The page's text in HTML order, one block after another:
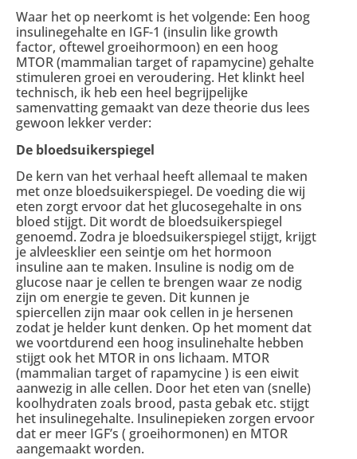
Waar het op neerkomt is het volgende: Een hoog
insulinegehalte en IGF-1 (insulin like growth
factor, oftewel groeihormoon) en een hoog
MTOR (mammalian target of rapamycine) gehalte
stimuleren groei en veroudering. Het klinkt heel
technisch, ik heb een heel begrijpelijke
samenvatting gemaakt van deze theorie dus lees
gewoon lekker verder:
De bloedsuikerspiegel
De kern van het verhaal heeft allemaal te maken
met onze bloedsuikerspiegel. De voeding die wij
eten zorgt ervoor dat het glucosegehalte in ons
bloed stijgt. Dit wordt de bloedsuikerspiegel
genoemd. Zodra je bloedsuikerspiegel stijgt, krijgt
je alvleesklier een seintje om het hormoon
insuline aan te maken. Insuline is nodig om de
glucose naar je cellen te brengen waar ze nodig
zijn om energie te geven. Dit kunnen je
spiercellen zijn maar ook cellen in je hersenen
zodat je helder kunt denken. Op het moment dat
we voortdurend een hoog insulinehalte hebben
stijgt ook het MTOR in ons lichaam. MTOR
(mammalian target of rapamycine ) is een eiwit
aanwezig in alle cellen. Door het eten van (snelle)
koolhydraten zoals brood, pasta gebak etc. stijgt
het insulinegehalte. Insulinepieken zorgen ervoor
dat er meer IGF’s ( groeihormonen) en MTOR
aangemaakt worden.